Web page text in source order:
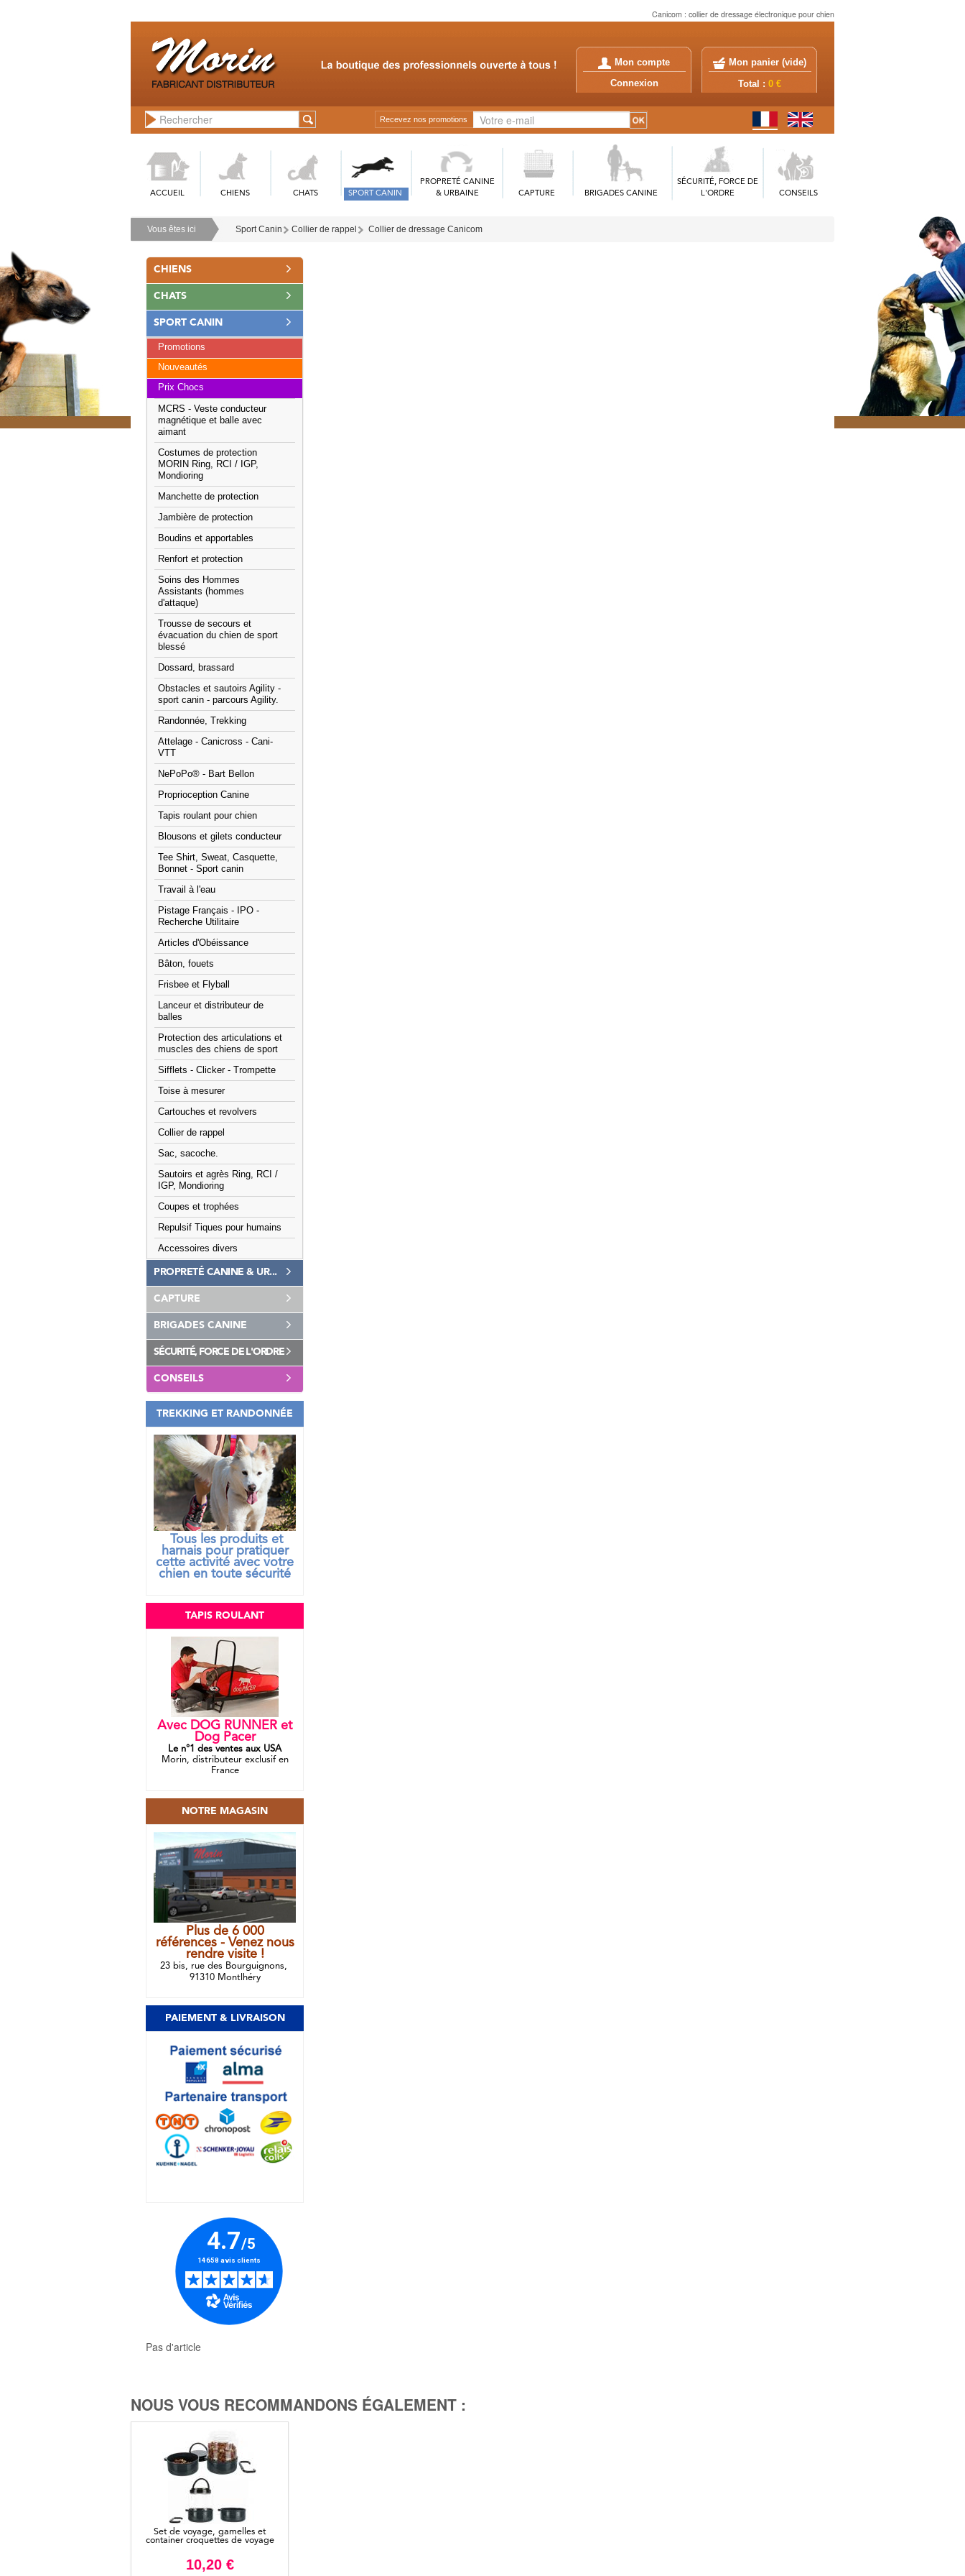
Canicom : collier de dressage électronique pour chien
Mon compte
Connexion
Mon panier (vide)
Total : 0 €
Recevez nos promotions
ACCUEIL CHIENS CHATS SPORT CANIN
PROPRETÉ CANINE
& URBAINE
CAPTURE BRIGADES CANINE
SÉCURITÉ, FORCE DE
L'ORDRE
CONSEILS
Vous êtes ici Sport Canin Collier de rappel Collier de dressage Canicom
CHIENS
CHATS
SPORT CANIN
Promotions
Nouveautés
Prix Chocs
MCRS - Veste conducteur
magnétique et balle avec
aimant
Costumes de protection
MORIN Ring, RCI / IGP,
Mondioring
Manchette de protection
Jambière de protection
Boudins et apportables
Renfort et protection
Soins des Hommes
Assistants (hommes
d'attaque)
Trousse de secours et
évacuation du chien de sport
blessé
Dossard, brassard
Obstacles et sautoirs Agility -
sport canin - parcours Agility.
Randonnée, Trekking
Attelage - Canicross - Cani-
VTT
NePoPo® - Bart Bellon
Proprioception Canine
Tapis roulant pour chien
Blousons et gilets conducteur
Tee Shirt, Sweat, Casquette,
Bonnet - Sport canin
Travail à l'eau
Pistage Français - IPO -
Recherche Utilitaire
Articles d'Obéissance
Bâton, fouets
Frisbee et Flyball
Lanceur et distributeur de
balles
Protection des articulations et
muscles des chiens de sport
Sifflets - Clicker - Trompette
Toise à mesurer
Cartouches et revolvers
Collier de rappel
Sac, sacoche.
Sautoirs et agrès Ring, RCI /
IGP, Mondioring
Coupes et trophées
Repulsif Tiques pour humains
Accessoires divers
PROPRETÉ CANINE & UR...
CAPTURE
BRIGADES CANINE
SÉCURITÉ, FORCE DE L'ORDRE
CONSEILS
TREKKING ET RANDONNÉE
Tous les produits et
harnais pour pratiquer
cette activité avec votre
chien en toute sécurité
TAPIS ROULANT
Avec DOG RUNNER et
Dog Pacer
Le n°1 des ventes aux USA
Morin, distributeur exclusif en
France
NOTRE MAGASIN
Plus de 6 000
références - Venez nous
rendre visite !
23 bis, rue des Bourguignons,
91310 Montlhéry
PAIEMENT & LIVRAISON
Pas d'article
NOUS VOUS RECOMMANDONS ÉGALEMENT :
Set de voyage, gamelles et
container croquettes de voyage
10,20 €